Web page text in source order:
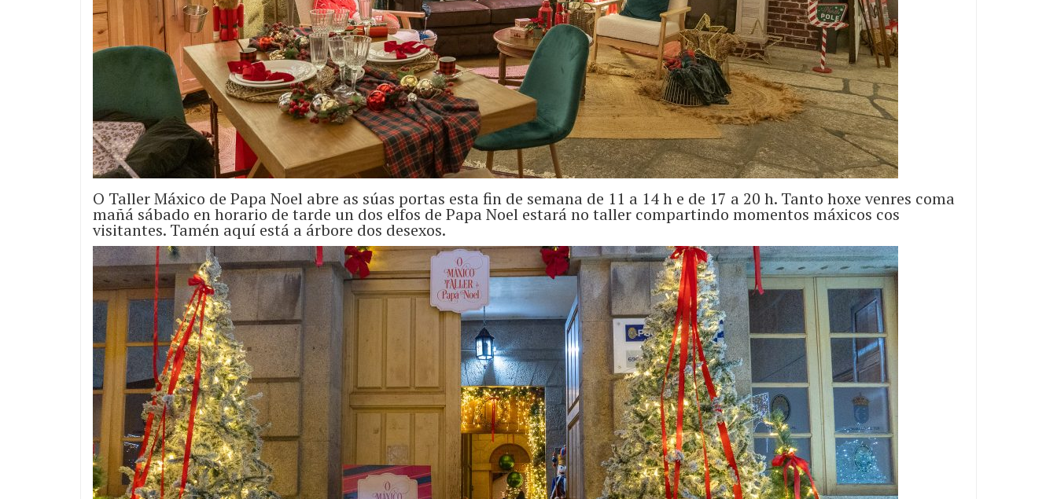
O Taller Máxico de Papa Noel abre as súas portas esta fin de semana de 11 a 14 h e de 17 a 20 h. Tanto hoxe venres coma
mañá sábado en horario de tarde un dos elfos de Papa Noel estará no taller compartindo momentos máxicos cos
visitantes. Tamén aquí está a árbore dos desexos.